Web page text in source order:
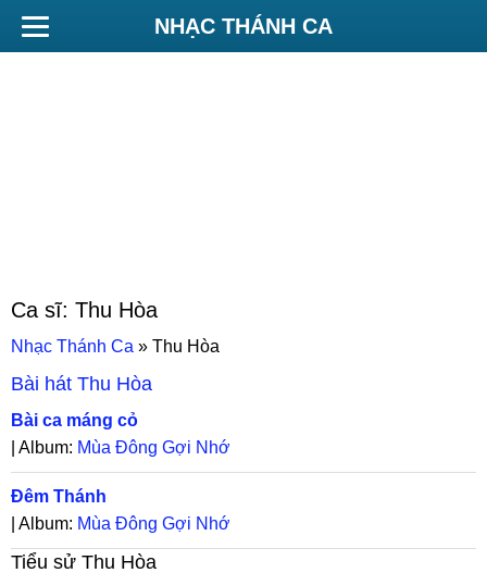
NHẠC THÁNH CA
Ca sĩ: Thu Hòa
Nhạc Thánh Ca » Thu Hòa
Bài hát Thu Hòa
Bài ca máng cỏ
| Album: Mùa Đông Gợi Nhớ
Đêm Thánh
| Album: Mùa Đông Gợi Nhớ
Tiểu sử Thu Hòa